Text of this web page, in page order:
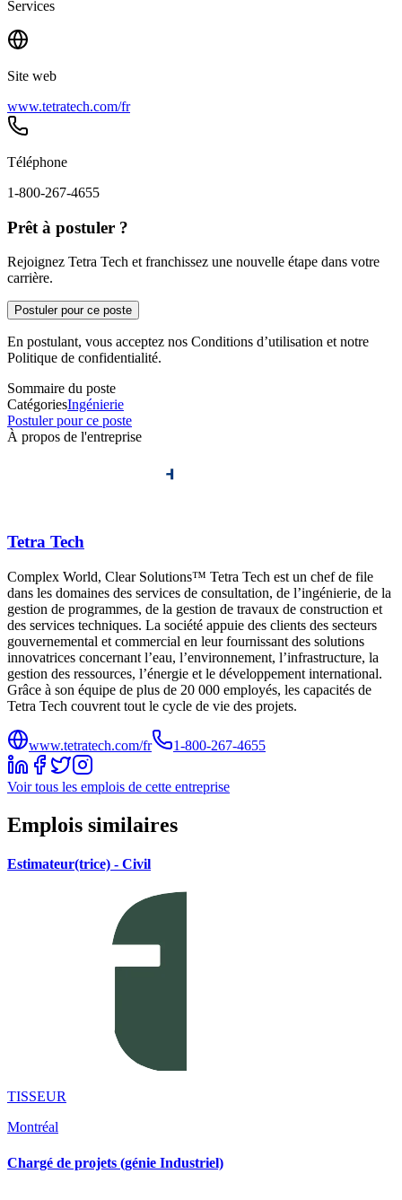
Services
Site web
www.tetratech.com/fr
Téléphone
1-800-267-4655
Prêt à postuler ?
Rejoignez Tetra Tech et franchissez une nouvelle étape dans votre
carrière.
Postuler pour ce poste
En postulant, vous acceptez nos Conditions d’utilisation et notre
Politique de confidentialité.
Sommaire du poste
CatégoriesIngénierie
Postuler pour ce poste
À propos de l'entreprise
Tetra Tech
Complex World, Clear Solutions™ Tetra Tech est un chef de file
dans les domaines des services de consultation, de l’ingénierie, de la
gestion de programmes, de la gestion de travaux de construction et
des services techniques. La société appuie des clients des secteurs
gouvernemental et commercial en leur fournissant des solutions
innovatrices concernant l’eau, l’environnement, l’infrastructure, la
gestion des ressources, l’énergie et le développement international.
Grâce à son équipe de plus de 20 000 employés, les capacités de
Tetra Tech couvrent tout le cycle de vie des projets.
www.tetratech.com/fr 1-800-267-4655
Voir tous les emplois de cette entreprise
Emplois similaires
Estimateur(trice) - Civil
TISSEUR
Montréal
Chargé de projets (génie Industriel)